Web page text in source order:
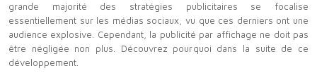
grande majorité des stratégies publicitaires se focalise
essentiellement sur les médias sociaux, vu que ces derniers ont une
audience explosive. Cependant, la publicité par affichage ne doit pas
être négligée non plus. Découvrez pourquoi dans la suite de ce
développement.